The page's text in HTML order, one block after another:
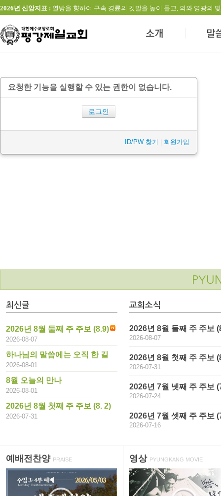
2026년 신앙지표 : 열방을 향하여 구속 경륜의 깃발을 높이 들고, 의와 영광의
요청한 기능을 실행할 수 있는 권한이 없습니다.
로그인
ID/PW 찾기 회원가입
최신글
2026년 8월 둘째 주 주보 (8.9)
2026-08-07
하나님의 말씀에는 오직 한 길
2026-08-01
8월 오늘의 만나
2026-08-01
2026년 8월 첫째 주 주보 (8. 2)
2026-07-31
교회소식
2026년 8월 둘째 주 주보
2026-08-07
2026년 8월 첫째 주 주보
2026-07-31
2026년 7월 넷째 주 주보
2026-07-24
2026년 7월 셋째 주 주보
2026-07-16
예배전찬양 PRAISE 영상 PYUNGKANG MOVIE